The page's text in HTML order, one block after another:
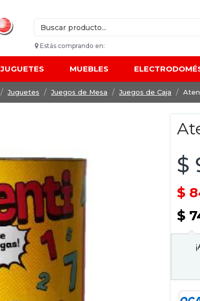
Estás comprando en:
JUGUETES MUEBLES
Juguetes Juegos de Mesa Juegos de Caja
$
$
$